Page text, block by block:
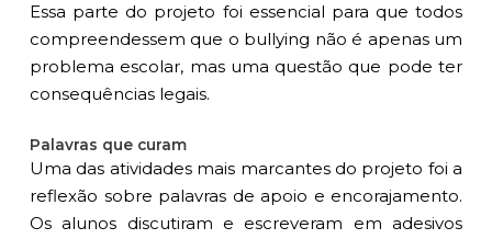
Essa parte do projeto foi essencial para que todos
compreendessem que o bullying não é apenas um
problema escolar, mas uma questão que pode ter
consequências legais.
Palavras que curam
Uma das atividades mais marcantes do projeto foi a
reflexão sobre palavras de apoio e encorajamento.
Os alunos discutiram e escreveram em adesivos